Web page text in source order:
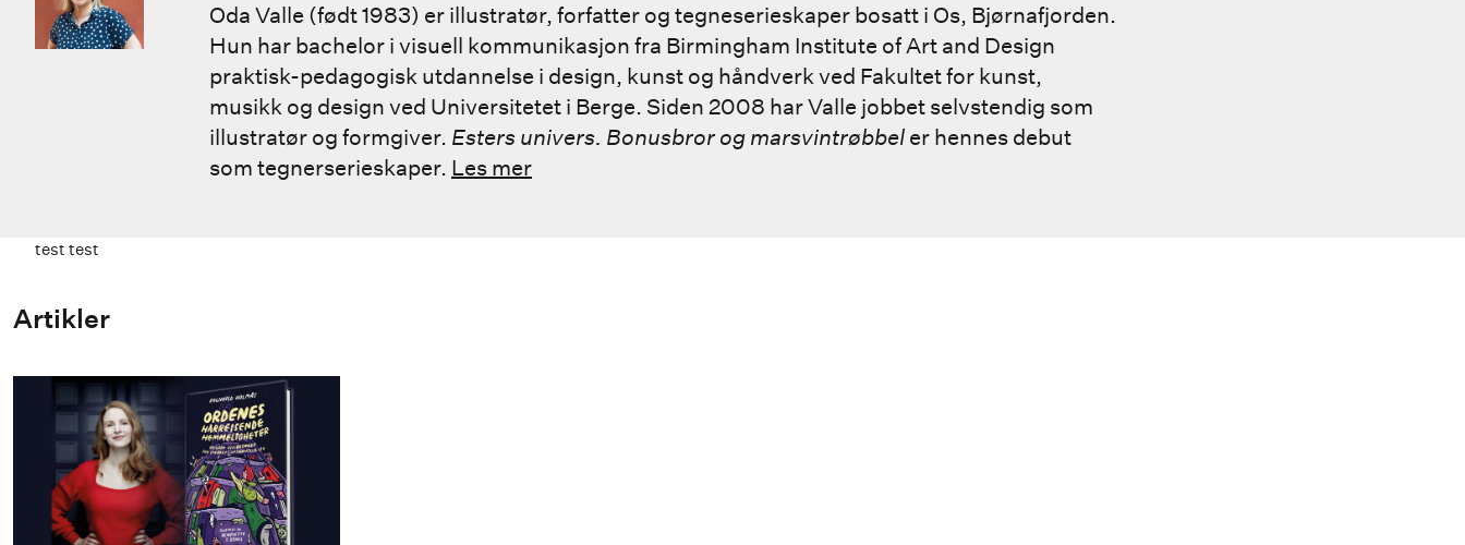
Oda Valle (født 1983) er illustratør, forfatter og tegneserieskaper bosatt i Os, Bjørnafjorden.
Hun har bachelor i visuell kommunikasjon fra Birmingham Institute of Art and Design
praktisk-pedagogisk utdannelse i design, kunst og håndverk ved Fakultet for kunst,
musikk og design ved Universitetet i Berge. Siden 2008 har Valle jobbet selvstendig som
illustratør og formgiver. Esters univers. Bonusbror og marsvintrøbbel er hennes debut
som tegnerserieskaper. Les mer
test test
Artikler